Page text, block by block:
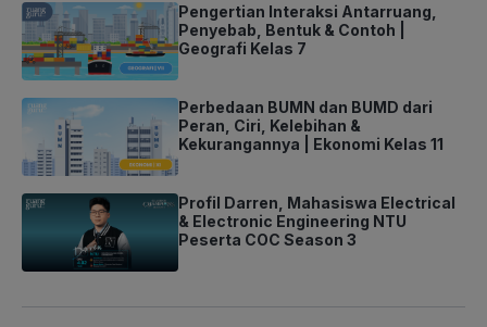
Pengertian Interaksi Antarruang,
Penyebab, Bentuk & Contoh |
Geografi Kelas 7
Perbedaan BUMN dan BUMD dari
Peran, Ciri, Kelebihan &
Kekurangannya | Ekonomi Kelas 11
Profil Darren, Mahasiswa Electrical
& Electronic Engineering NTU
Peserta COC Season 3